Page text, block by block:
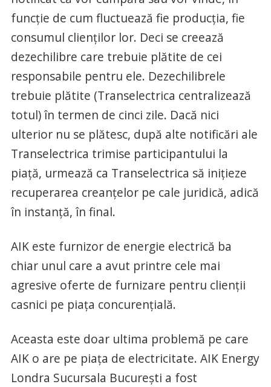
funcție de cum fluctuează fie producția, fie
consumul clienților lor. Deci se creează
dezechilibre care trebuie plătite de cei
responsabile pentru ele. Dezechilibrele
trebuie plătite (Transelectrica centralizează
totul) în termen de cinci zile. Dacă nici
ulterior nu se plătesc, după alte notificări ale
Transelectrica trimise participantului la
piață, urmează ca Transelectrica să inițieze
recuperarea creanțelor pe cale juridică, adică
în instanță, în final.
AIK este furnizor de energie electrică ba
chiar unul care a avut printre cele mai
agresive oferte de furnizare pentru clienții
casnici pe piața concurențială.
Aceasta este doar ultima problemă pe care
AIK o are pe piața de electricitate. AIK Energy
Londra Sucursala București a fost